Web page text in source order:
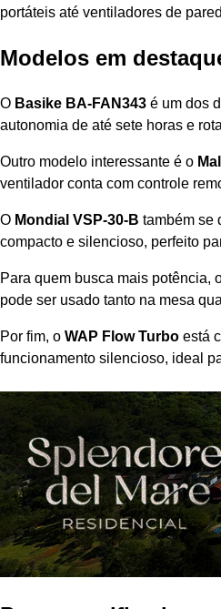
portáteis até ventiladores de
Modelos em
O Basike BA-FAN343 é um dos
autonomia de até sete horas e
Outro modelo interessante é o
ventilador conta com controle
O Mondial VSP-30-B também se
compacto e silencioso, perfeito
Para quem busca mais potência,
pode ser usado tanto na mesa
Por fim, o WAP Flow Turbo está
funcionamento silencioso, ideal